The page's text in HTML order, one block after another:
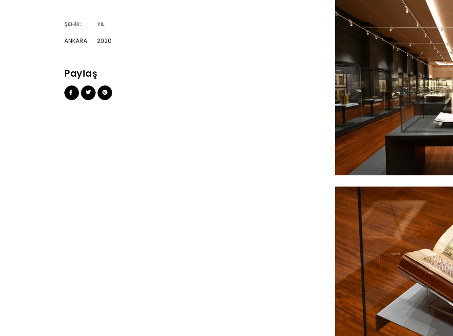
ŞEHİR:
ANKARA
YIL
2020
Paylaş